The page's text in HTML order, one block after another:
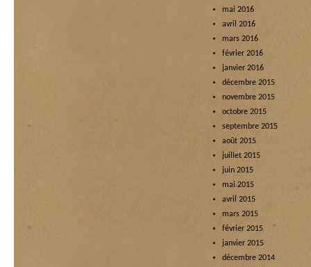
mai 2016
avril 2016
mars 2016
février 2016
janvier 2016
décembre 2015
novembre 2015
octobre 2015
septembre 2015
août 2015
juillet 2015
juin 2015
mai 2015
avril 2015
mars 2015
février 2015
janvier 2015
décembre 2014